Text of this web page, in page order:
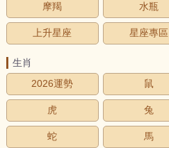
摩羯 水瓶
上升星座 星座專區
生肖
2026運勢
鼠
虎 兔
蛇 馬